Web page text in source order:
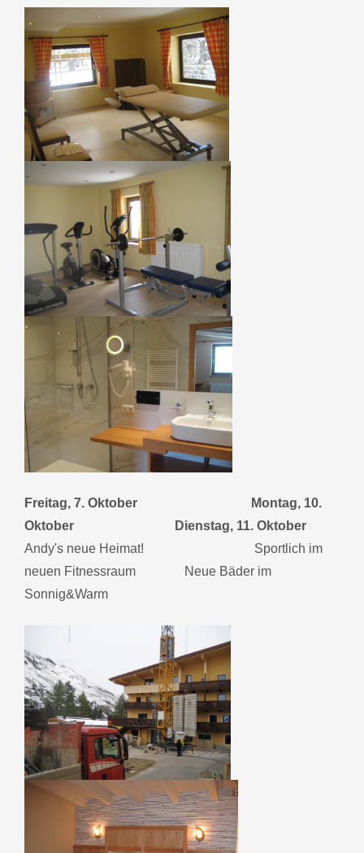
Freitag, 7. Oktober Montag, 10.
Oktober Dienstag, 11. Oktober
Andy's neue Heimat! Sportlich im
neuen Fitnessraum Neue Bäder im
Sonnig&Warm